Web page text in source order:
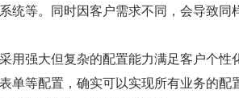
统等。同时因客户需求不同，会导致同
用强大但复杂的配置能力满足客户个性
单等配置，确实可以实现所有业务的配